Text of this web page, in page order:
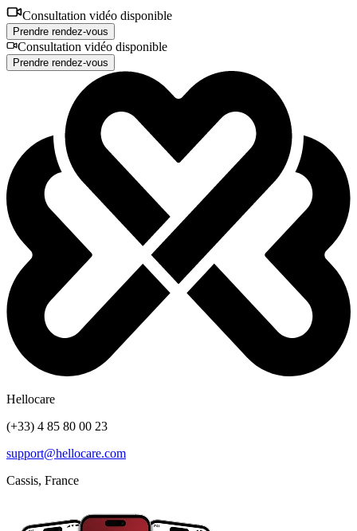
Consultation vidéo disponible
Prendre rendez-vous
Consultation vidéo disponible
Prendre rendez-vous
Hellocare
(+33) 4 85 80 00 23
support@hellocare.com
Cassis, France